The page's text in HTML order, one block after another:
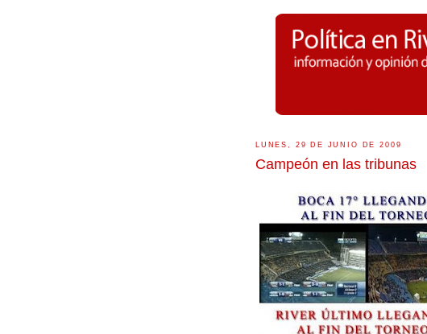
LUNES, 29 DE JUNIO DE 2009
Campeón en las tribunas